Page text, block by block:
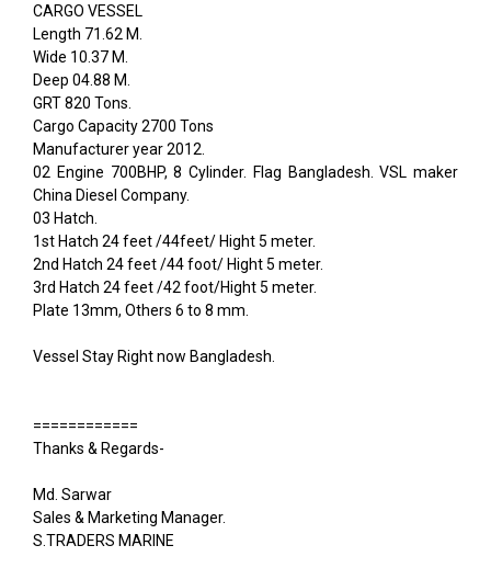
CARGO VESSEL
Length 71.62 M.
Wide 10.37 M.
Deep 04.88 M.
GRT 820 Tons.
Cargo Capacity 2700 Tons
Manufacturer year 2012.
02 Engine 700BHP, 8 Cylinder. Flag Bangladesh. VSL maker
China Diesel Company.
03 Hatch.
1st Hatch 24 feet /44feet/ Hight 5 meter.
2nd Hatch 24 feet /44 foot/ Hight 5 meter.
3rd Hatch 24 feet /42 foot/Hight 5 meter.
Plate 13mm, Others 6 to 8 mm.
Vessel Stay Right now Bangladesh.
============
Thanks & Regards-
Md. Sarwar
Sales & Marketing Manager.
S.TRADERS MARINE